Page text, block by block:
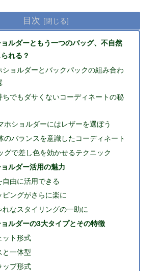
目次
ルダーともう一つのバッグ、不自然
れる？
ショルダーとバックパックの組み合わ
ちでもダサくないコーディネートの秘
ホショルダーにはレザーを選ぼう
のバランスを意識したコーディネート
グで差し色を効かせるテクニック
ルダー活用の魅力
自由に活用できる
ピングがさらに楽に
れなスタイリングの一助に
ルダーの3大タイプとその特徴
ット形式
と一体型
ップ形式